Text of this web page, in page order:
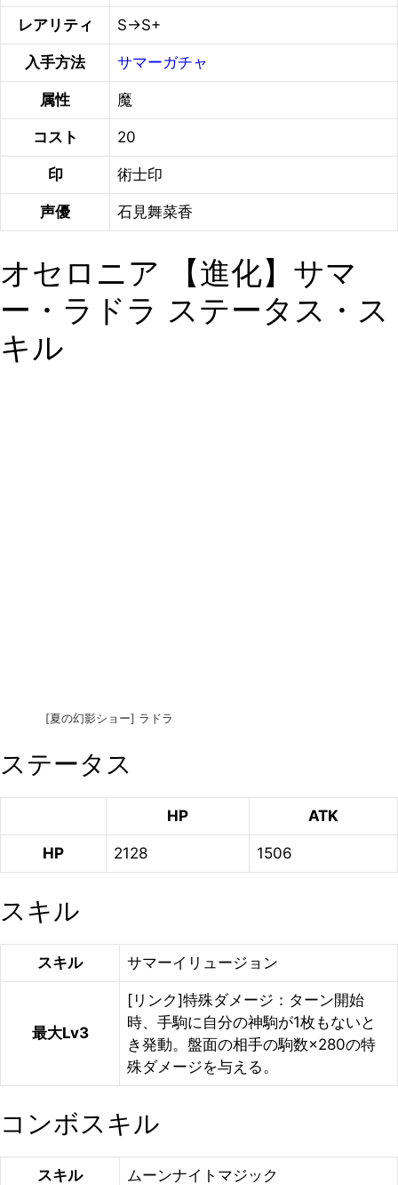
レアリティ S→S+
入手方法 サマーガチャ
属性 魔
コスト 20
印 術士印
声優 石見舞菜香
オセロニア 【進化】サマ
ー・ラドラ ステータス・ス
キル
[夏の幻影ショー] ラドラ
ステータス
HP ATK
HP 2128 1506
スキル
スキル サマーイリュージョン
最大Lv3
[リンク]特殊ダメージ：ターン開始
時、手駒に自分の神駒が1枚もないと
き発動。盤面の相手の駒数×280の特
殊ダメージを与える。
コンボスキル
スキル ムーンナイトマジック